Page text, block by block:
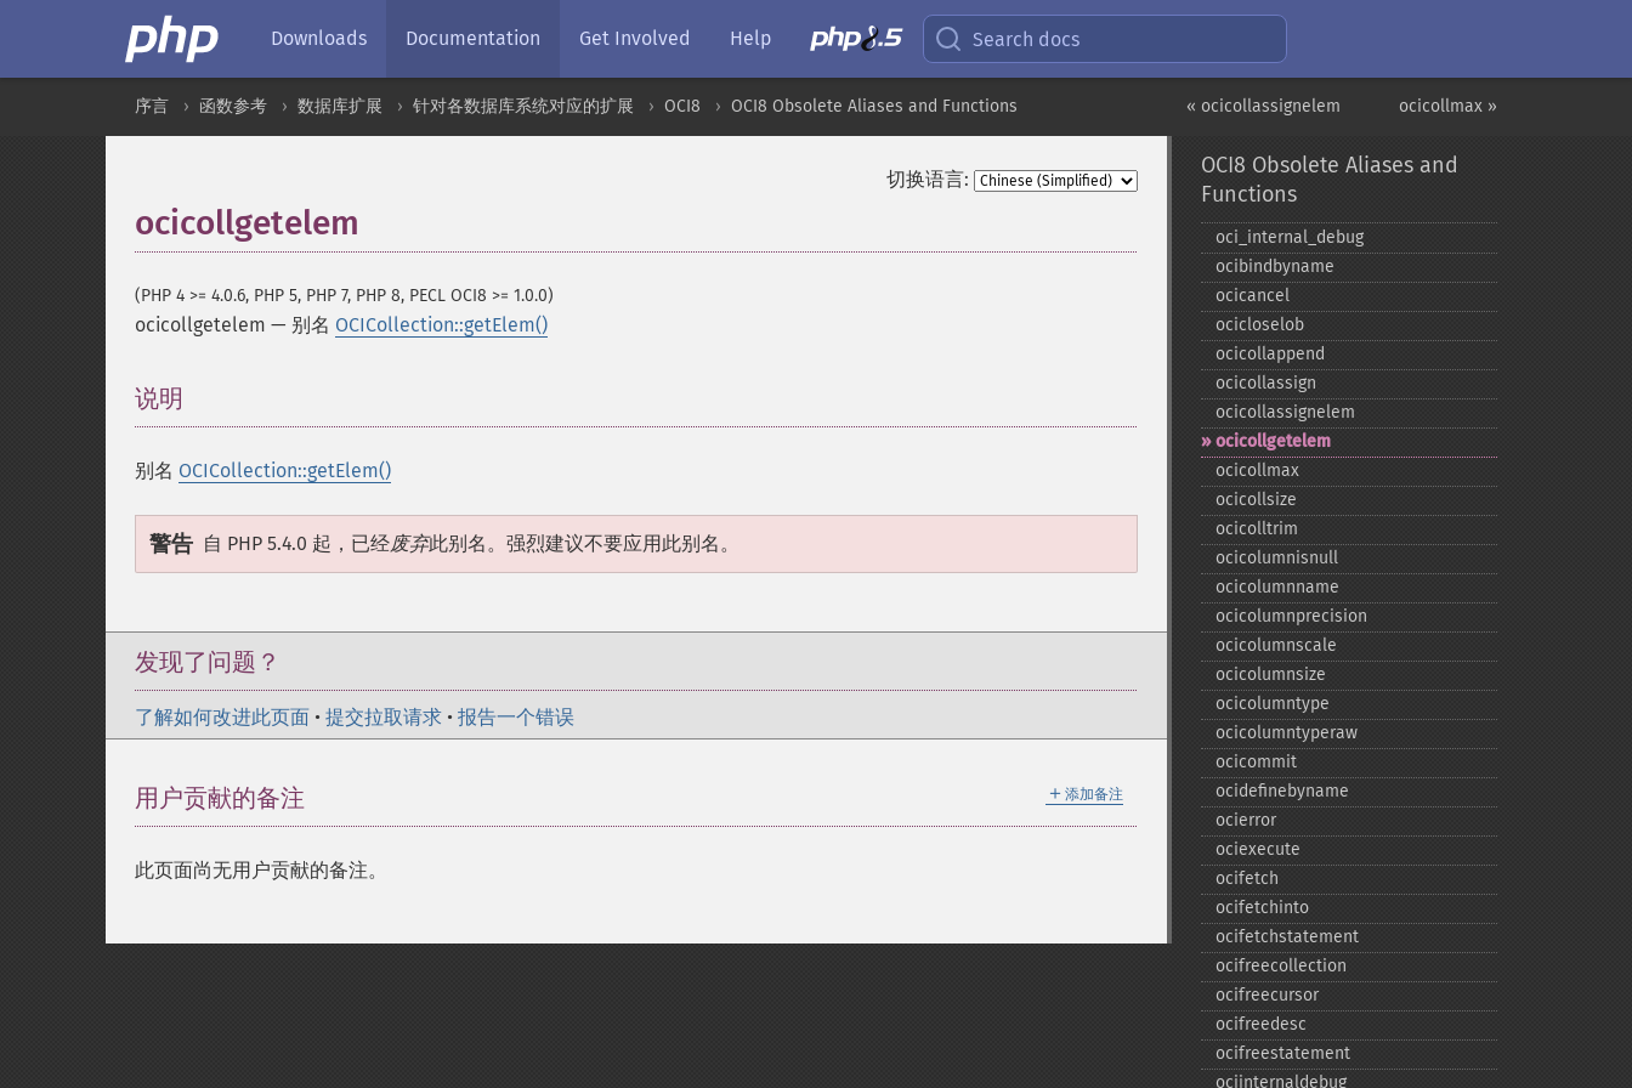
Downloads Documentation Get Involved Help Search docs
ocicollmax »
« ocicollassignelem
序言 函数参考 数据库扩展 针对各数据库系统对应的扩展 OCI8 OCI8 Obsolete Aliases and Functions
切换语言:
ocicollgetelem
(PHP 4 >= 4.0.6, PHP 5, PHP 7, PHP 8, PECL OCI8 >= 1.0.0)
ocicollgetelem — 别名 OCICollection::getElem()
说明
别名 OCICollection::getElem()
警告 自 PHP 5.4.0 起，已经废弃此别名。强烈建议不要应用此别名。
发现了问题？
了解如何改进此页面 • 提交拉取请求 • 报告一个错误
＋ 添加备注
用户贡献的备注
此页面尚无用户贡献的备注。
OCI8 Obsolete Aliases and
Functions
oci_​internal_​debug
ocibindbyname
ocicancel
ocicloselob
ocicollappend
ocicollassign
ocicollassignelem
ocicollgetelem
ocicollmax
ocicollsize
ocicolltrim
ocicolumnisnull
ocicolumnname
ocicolumnprecision
ocicolumnscale
ocicolumnsize
ocicolumntype
ocicolumntyperaw
ocicommit
ocidefinebyname
ocierror
ociexecute
ocifetch
ocifetchinto
ocifetchstatement
ocifreecollection
ocifreecursor
ocifreedesc
ocifreestatement
ociinternaldebug